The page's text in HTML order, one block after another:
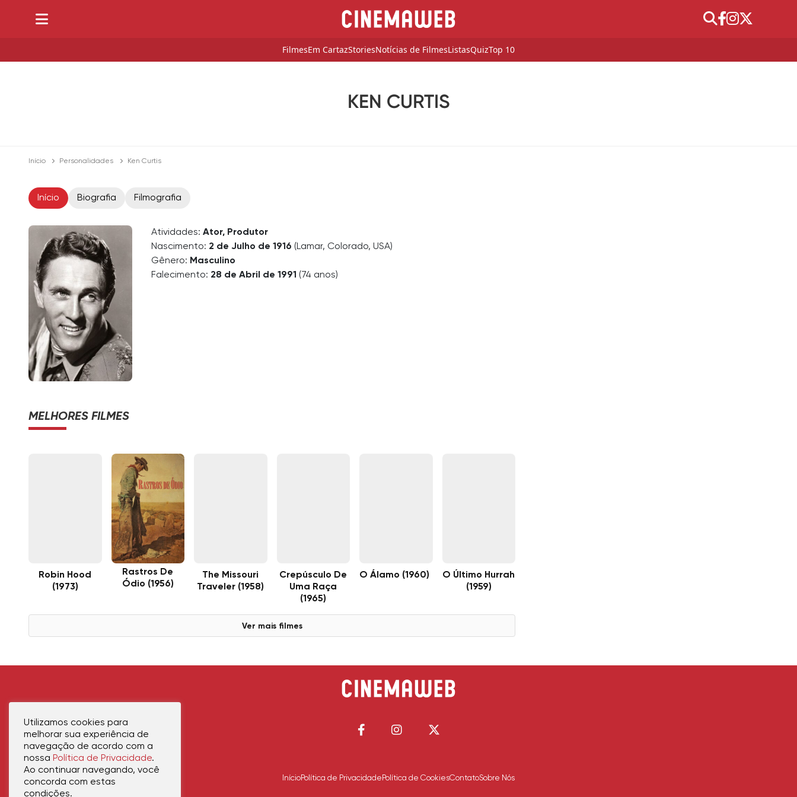
FilmesEm CartazStoriesNotícias de FilmesListasQuizTop 10
KEN CURTIS
Início Personalidades Ken Curtis
Início Biografia Filmografia
Atividades: Ator, Produtor
Nascimento: 2 de Julho de 1916 (Lamar, Colorado, USA)
Gênero: Masculino
Falecimento: 28 de Abril de 1991 (74 anos)
MELHORES FILMES
Robin Hood
(1973)
Rastros De
Ódio (1956)
The Missouri
Traveler (1958)
Crepúsculo De
Uma Raça
(1965)
O Álamo (1960)
O Último Hurrah
(1959)
Ver mais filmes
InícioPolítica de Privacidade Política de CookiesContatoSobre Nós
Utilizamos cookies para
melhorar sua experiência de
navegação de acordo com a
nossa Política de Privacidade.
Ao continuar navegando, você
concorda com estas
condições.